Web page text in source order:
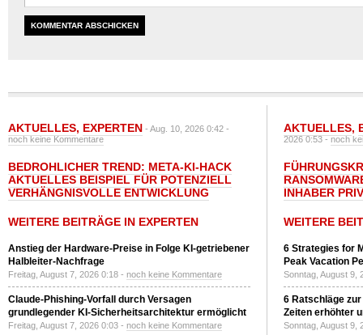
AKTUELLES, EXPERTEN - Aug. 10, 2026 0:42 -
noch keine Kommentare
BEDROHLICHER TREND: META-KI-HACK
AKTUELLES BEISPIEL FÜR POTENZIELL
VERHÄNGNISVOLLE ENTWICKLUNG
WEITERE BEITRÄGE IN EXPERTEN
Anstieg der Hardware-Preise in Folge KI-getriebener
Halbleiter-Nachfrage
Freitag, August 7, 2026 0:18 - noch keine Kommentare
Claude-Phishing-Vorfall durch Versagen
grundlegender KI-Sicherheitsarchitektur ermöglicht
Freitag, August 7, 2026 0:03 - noch keine Kommentare
AKTUELLES,
2026 0:53 -noch
INHABER
WEITERE
6 Strategies for
Peak Vacation
Sonntag, August 9,
6 Ratschläge
Zeiten erhöhter
Sonntag, August 9,